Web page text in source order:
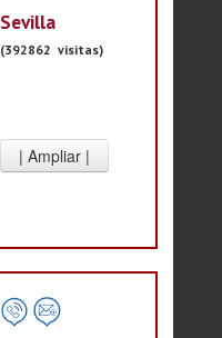
Sevilla
(392862 visitas)